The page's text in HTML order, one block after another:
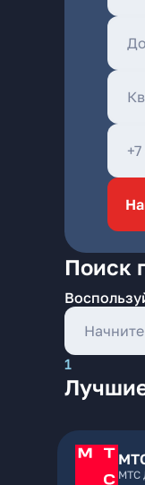
Поиск
1
МТС